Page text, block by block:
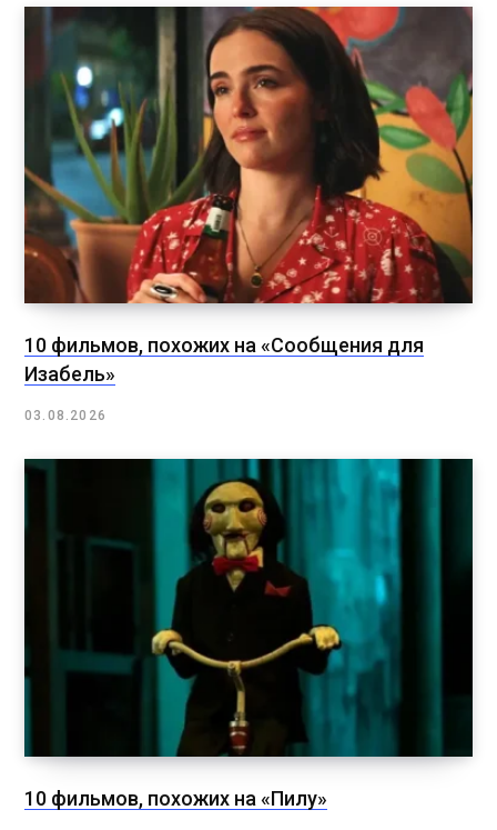
10 фильмов, похожих на «Сообщения для
Изабель»
03.08.2026
10 фильмов, похожих на «Пилу»